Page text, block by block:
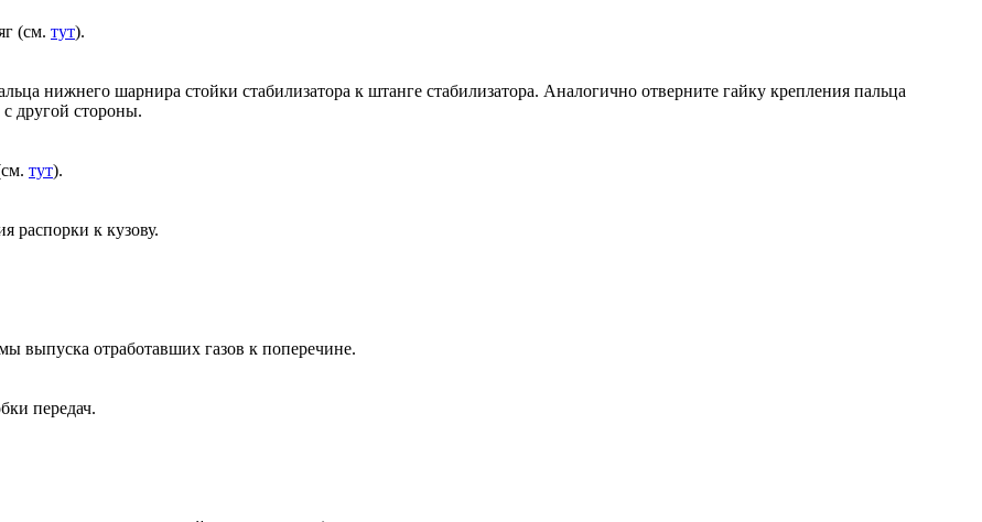
(см. тут).
нижнего шарнира стойки стабилизатора к штанге стабилизатора. Аналогично отверните гайку крепления пальца
другой стороны.
тут).
распорки к кузову.
выпуска отработавших газов к поперечине.
передач.